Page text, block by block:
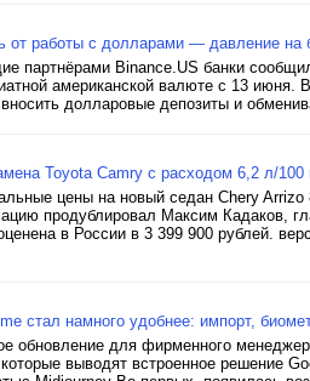
от работы с долларами — давление на
партнёрами Binance.US банки
американской валюте с 13 июня.
долларовые депозиты и
Toyota Camry с расходом 6,2 л/
цены на новый седан Chery
продублировал Максим Кадаков,
в России в 3 399 900 рублей.
стал намного удобнее: импорт,
обновление для фирменного
выводят встроенное решение